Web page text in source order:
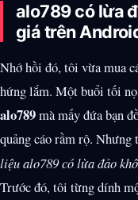
alo789 có lừa
giá trên
Nhớ hồi đó, tôi vừa mua
hứng lắm. Một buổi tối
alo789mà mấy đứa bạn
quảng cáo rầm rộ.
liệu alo789 có lừa đảo
Trước đó, tôi từng dính